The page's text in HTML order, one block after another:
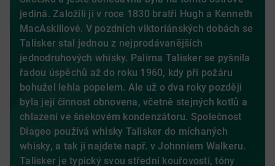
jediná. Založili ji v roce 1830 bratři Hugh a Kenneth
MacAskillové. V pozdních viktoriánských dobách se
Talisker stal jednou z nejprodávanějších
jednodruhových whisky. Palírna Talisker se pyšnila
řadou úspěchů až do roku 1960, kdy při požáru
bohužel lehla popelem. Ale už o dva roky později
byla její činnost obnovena, včetně stejných kotlů a
chlazení ve šnekovém kondenzátoru. Společnost
Diageo používá whisky Talisker do míchaných
whisky, a tak ji najdete např. v Johnniem Walkeru.
Talisker je typický svou střední kouřovostí, tóny